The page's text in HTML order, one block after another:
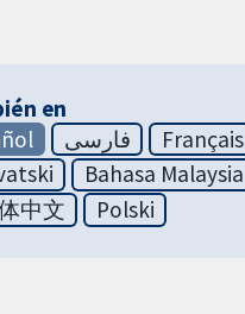
en
فارسی
Français
Bahasa Malaysia
中文 Polski